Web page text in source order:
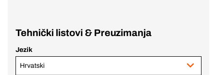
Tehnički listovi & Preuzimanja
Jezik
Hrvatski